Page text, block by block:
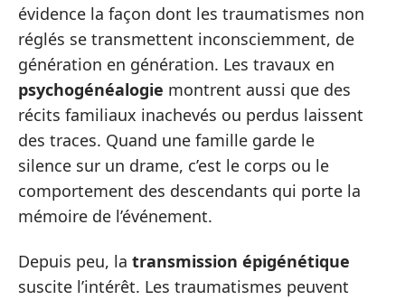
évidence la façon dont les traumatismes non
réglés se transmettent inconsciemment, de
génération en génération. Les travaux en
psychogénéalogie montrent aussi que des
récits familiaux inachevés ou perdus laissent
des traces. Quand une famille garde le
silence sur un drame, c’est le corps ou le
comportement des descendants qui porte la
mémoire de l’événement.
Depuis peu, la transmission épigénétique
suscite l’intérêt. Les traumatismes peuvent